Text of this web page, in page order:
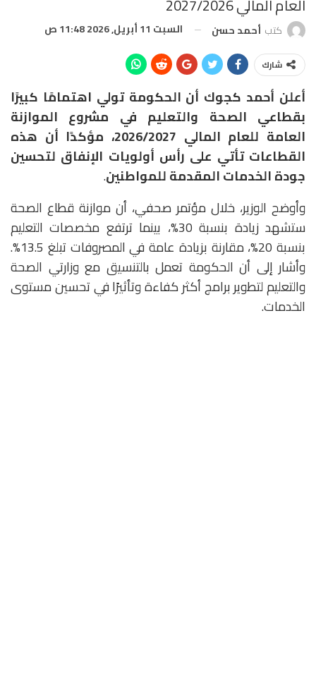
العام المالي 2027/2026
كتب أحمد حسن السبت 11 أبريل, 2026 11:48 ص
شارك
أعلن أحمد كجوك أن الحكومة تولي اهتمامًا كبيرًا
بقطاعي الصحة والتعليم في مشروع الموازنة
العامة للعام المالي 2026/2027، مؤكدًا أن هذه
القطاعات تأتي على رأس أولويات الإنفاق لتحسين
جودة الخدمات المقدمة للمواطنين.
وأوضح الوزير، خلال مؤتمر صحفي، أن موازنة قطاع الصحة
ستشهد زيادة بنسبة 30%، بينما ترتفع مخصصات التعليم
بنسبة 20%، مقارنة بزيادة عامة في المصروفات تبلغ 13.5%.
وأشار إلى أن الحكومة تعمل بالتنسيق مع وزارتي الصحة
والتعليم لتطوير برامج أكثر كفاءة وتأثيرًا في تحسين مستوى
الخدمات.